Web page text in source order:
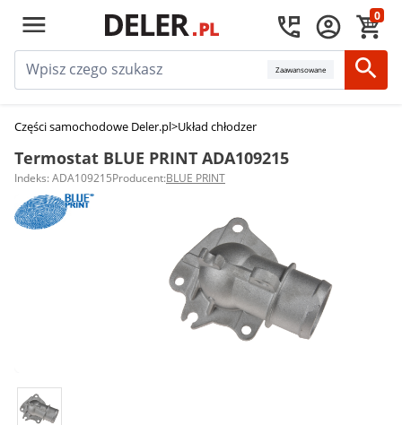
0
Zaawansowane
Części samochodowe Deler.pl>Układ chłodzenia silnika
Termostat BLUE PRINT ADA109215
Indeks: ADA109215Producent:BLUE PRINT